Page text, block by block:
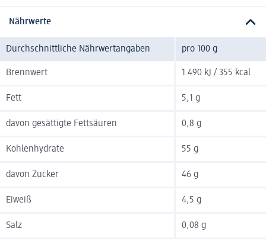
Nährwerte
Durchschnittliche Nährwertangaben pro 100 g
Brennwert 1.490 kJ / 355 kcal
Fett 5,1 g
davon gesättigte Fettsäuren 0,8 g
Kohlenhydrate 55 g
davon Zucker 46 g
Eiweiß 4,5 g
Salz 0,08 g